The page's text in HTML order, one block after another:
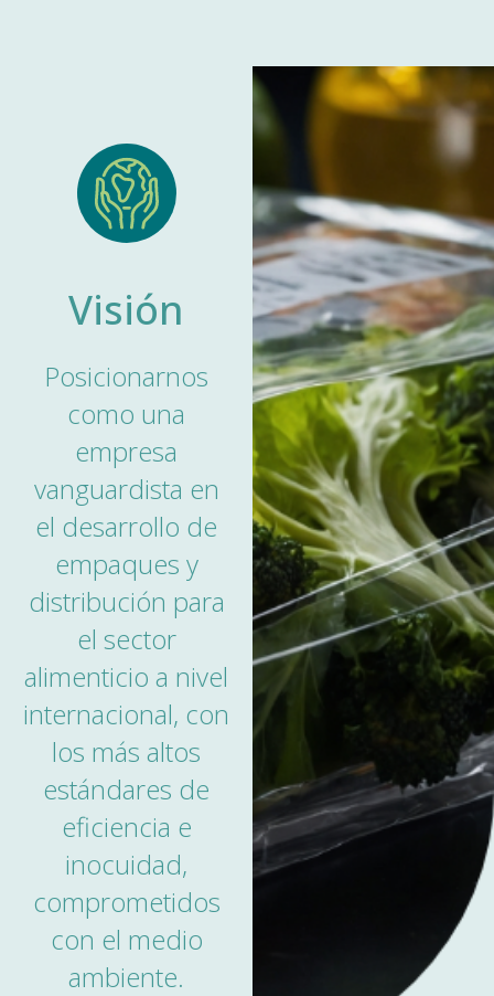
Visión
Posicionarnos
como una
empresa
vanguardista en
el desarrollo de
empaques y
distribución para
el sector
alimenticio a nivel
internacional, con
los más altos
estándares de
eficiencia e
inocuidad,
comprometidos
con el medio
ambiente.